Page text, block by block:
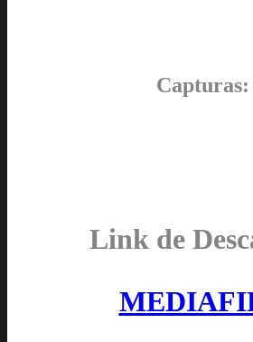
Capturas:
Link de